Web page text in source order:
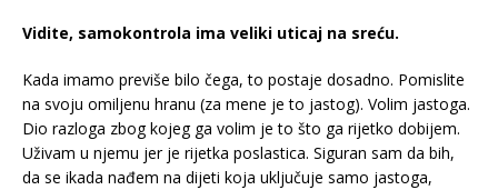
Vidite, samokontrola ima veliki uticaj na sreću.
Kada imamo previše bilo čega, to postaje dosadno. Pomislite
na svoju omiljenu hranu (za mene je to jastog). Volim jastoga.
Dio razloga zbog kojeg ga volim je to što ga rijetko dobijem.
Uživam u njemu jer je rijetka poslastica. Siguran sam da bih,
da se ikada nađem na dijeti koja uključuje samo jastoga,